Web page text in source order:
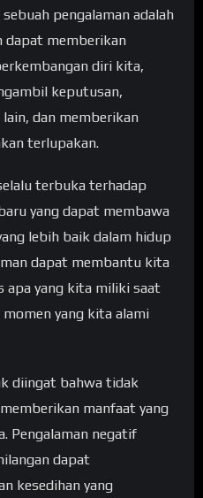
pengalaman adalah
dapat memberikan
diri kita,
keputusan,
dan memberikan
terlupakan.
terbuka terhadap
yang dapat membawa
lebih baik dalam hidup
dapat membantu kita
apa yang kita miliki saat
yang kita alami
diingat bahwa tidak
manfaat yang
Pengalaman negatif
dapat
kesedihan yang